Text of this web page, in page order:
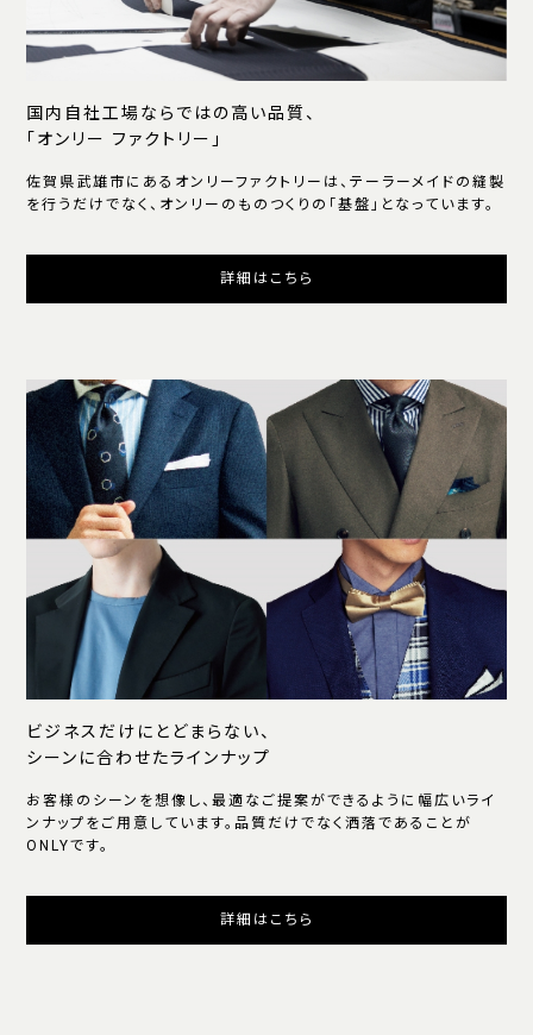
国内自社工場ならではの高い品質、
「オンリー ファクトリー」
佐賀県武雄市にあるオンリーファクトリーは、テーラーメイドの縫製
を行うだけでなく、オンリーのものつくりの「基盤」となっています。
詳細はこちら
ビジネスだけにとどまらない、
シーンに合わせたラインナップ
お客様のシーンを想像し、最適なご提案ができるように幅広いライ
ンナップをご用意しています。品質だけでなく洒落であることが
ONLYです。
詳細はこちら